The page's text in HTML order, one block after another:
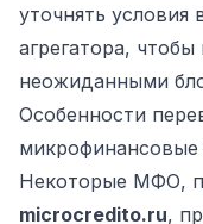
уточнять условия
агрегатора, чтобы
неожиданными
Особенности
микрофинансовые
Некоторые МФО,
microcredito.ru,